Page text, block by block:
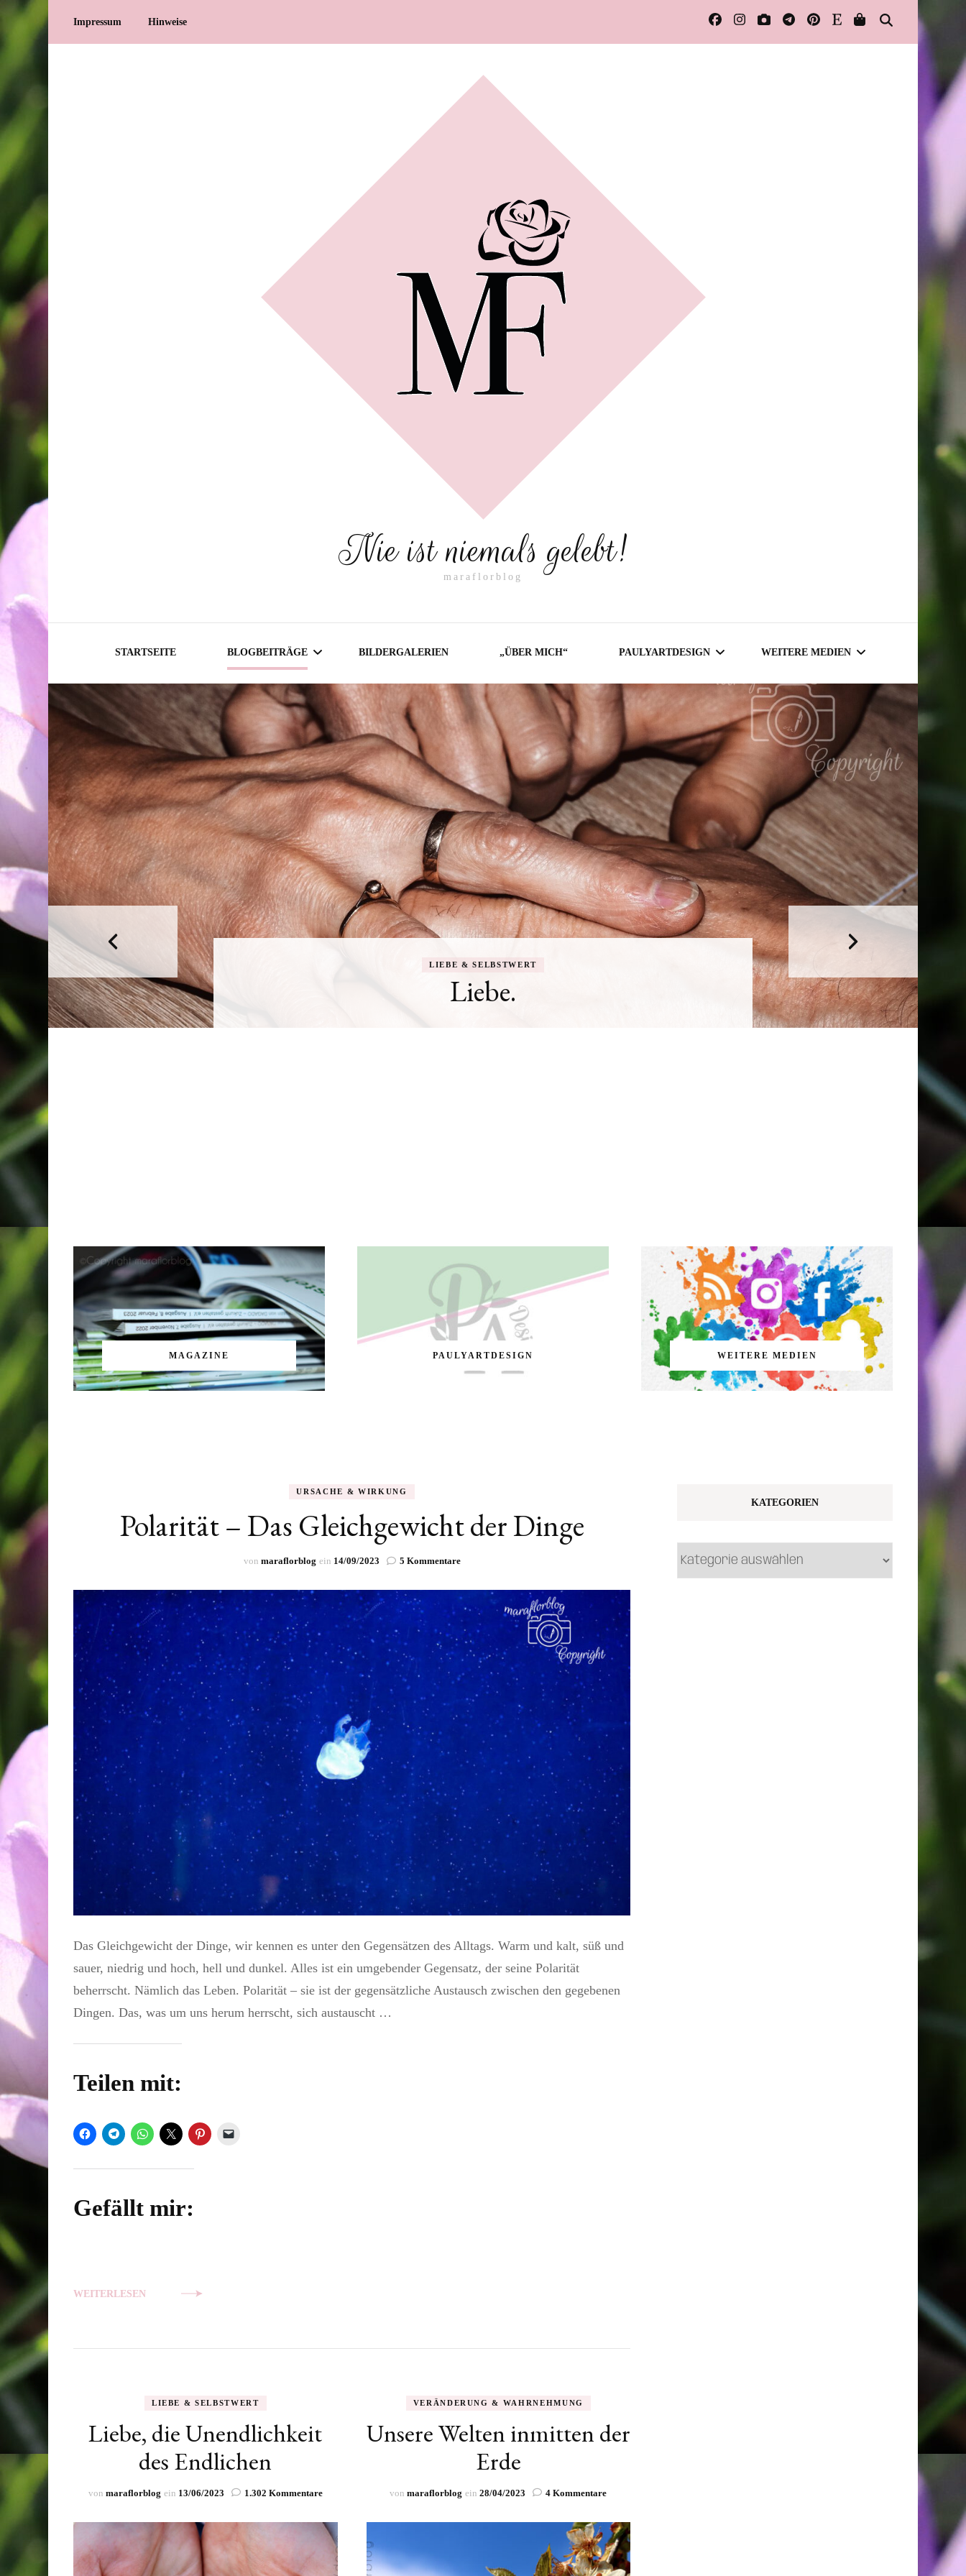
Impressum Hinweise
Nie ist niemals gelebt!
maraflorblog
STARTSEITE BLOGBEITRÄGE
GESELLSCHAFTLICHE
THEMATIK
BILDERGALERIEN „ÜBER MICH“ PAULYARTDESIGN
ETSY SHOP
ONLINE SHOP
WEITERE MEDIEN
MAGAZINE
LIEBE & SELBSTWERT
Liebe.
MAGAZINE PAULYARTDESIGN WEITERE MEDIEN
URSACHE & WIRKUNG
Polarität – Das Gleichgewicht der Dinge
von maraflorblog ein 14/09/2023 5 Kommentarezu
–
Gleichgewicht
der
Dinge
Das Gleichgewicht der Dinge, wir kennen es unter den Gegensätzen des Alltags. Warm und kalt, süß und
sauer, niedrig und hoch, hell und dunkel. Alles ist ein umgebender Gegensatz, der seine Polarität
beherrscht. Nämlich das Leben. Polarität – sie ist der gegensätzliche Austausch zwischen den gegebenen
Dingen. Das, was um uns herum herrscht, sich austauscht …
Teilen mit:
Gefällt mir:
WEITERLESEN
LIEBE & SELBSTWERT
Liebe, die Unendlichkeit
des Endlichen
von maraflorblog ein 13/06/2023 1.302 Kommentarezu
die
Unendlichkeit
Endlichen
VERÄNDERUNG & WAHRNEHMUNG
Unsere Welten inmitten der
Erde
vonmaraflorblog ein28/04/2023 4 Kommentarezu
Welten
inmitten
der
Erde
KATEGORIEN
Kategorien